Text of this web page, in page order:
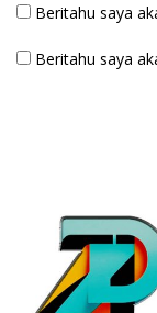
Beritahu saya
Beritahu saya